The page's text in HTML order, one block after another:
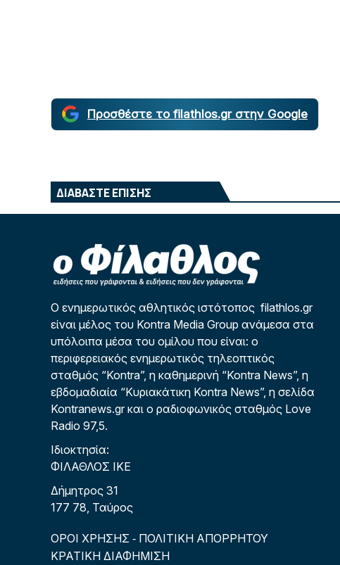
Προσθέστε το filathlos.gr στην Google
ΔΙΑΒΑΣΤΕ ΕΠΙΣΗΣ
Ο ενημερωτικός αθλητικός ιστότοπος filathlos.gr
είναι μέλος του Kontra Media Group ανάμεσα στα
υπόλοιπα μέσα του ομίλου που είναι: ο
περιφερειακός ενημερωτικός τηλεοπτικός
σταθμός “Kontra”, η καθημερινή “Kontra News”, η
εβδομαδιαία “Κυριακάτικη Kontra News”, η σελίδα
Kontranews.gr και ο ραδιοφωνικός σταθμός Love
Radio 97,5.
Ιδιοκτησία:
ΦΙΛΑΘΛΟΣ ΙΚΕ
Δήμητρος 31
177 78, Ταύρος
ΟΡΟΙ ΧΡΗΣΗΣ - ΠΟΛΙΤΙΚΗ ΑΠΟΡΡΗΤΟΥ
ΚΡΑΤΙΚΗ ΔΙΑΦΗΜΙΣΗ